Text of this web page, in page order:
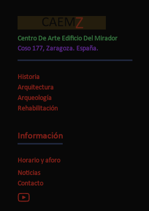
Centro De Arte Edificio Del Mirador
Coso 177, Zaragoza. España.
Historia
Arquitectura
Arqueología
Rehabilitación
Información
Horario y aforo
Noticias
Contacto